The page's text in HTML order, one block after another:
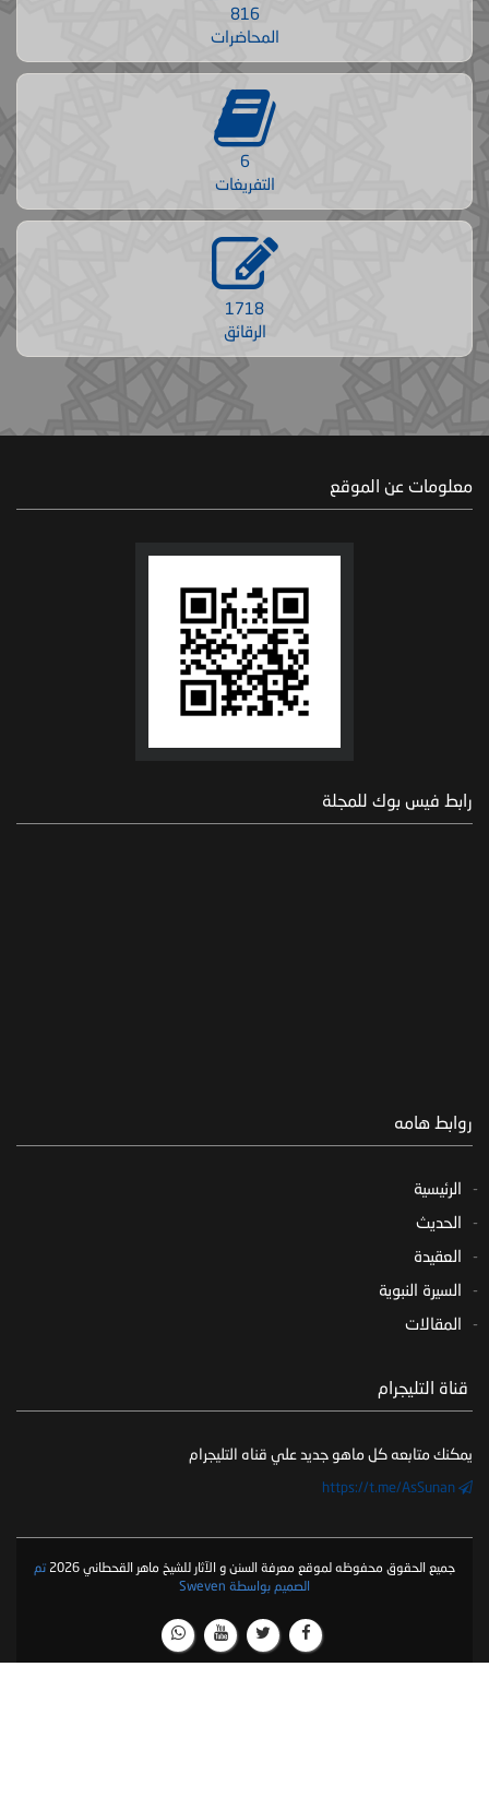
816
المحاضرات
6
التفريغات
1718
الرقائق
معلومات عن الموقع
رابط فيس بوك للمجلة
روابط هامه
الرئيسية
الحديث
العقيدة
السيرة النبوية
المقالات
‏ قناة التليجرام
يمكنك متابعه كل ماهو جديد علي قناه التليجرام
جميع الحقوق محفوظه لموقع معرفة السنن و الآثار للشيخ ماهر القحطاني 2026
تم
الصميم بواسطة Sweven